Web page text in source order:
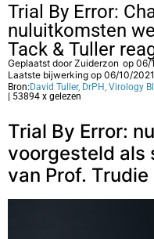
Trial By Error:
nuluitkomsten
Tack & Tuller
Geplaatst doorZuiderzon op 06/
Laatste bijwerking op 06/10/2021
Bron: David Tuller, DrPH, Virology
| 53894 x gelezen
Trial By Error:
voorgesteld als
van Prof.